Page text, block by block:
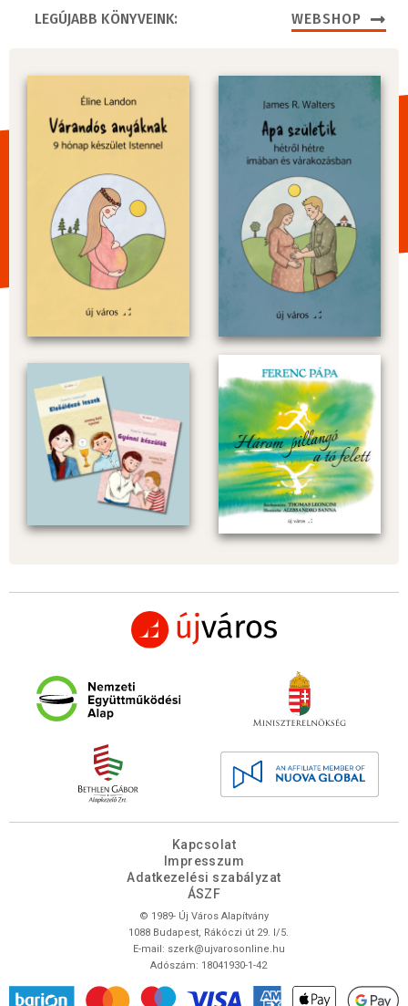
LEGÚJABB KÖNYVEINK: WEBSHOP
Kapcsolat
Impresszum
Adatkezelési szabályzat
ÁSZF
© 1989- Új Város Alapítvány
1088 Budapest, Rákóczi út 29. I/5.
E-mail: szerk@ujvarosonline.hu
Adószám: 18041930-1-42